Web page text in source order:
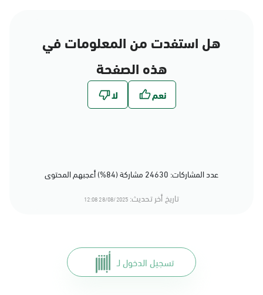
هل استفدت من المعلومات في
هذه الصفحة
عدد المشاركات: 24630 مشاركة (84%) أعجبهم المحتوى
تاريخ أخر تحديث: 28/08/2025 12:08
تسجيل الدخول لـ